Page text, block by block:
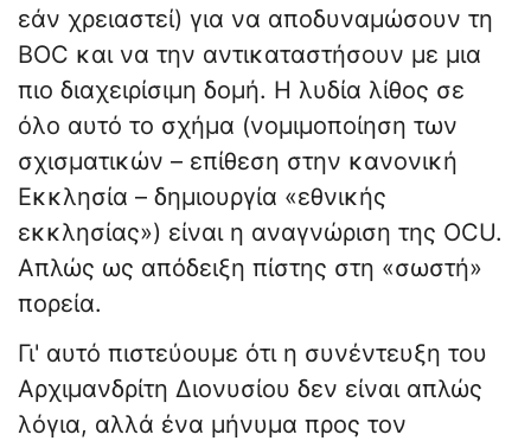
εάν χρειαστεί) για να αποδυναμώσουν τη
BΟC και να την αντικαταστήσουν με μια
πιο διαχειρίσιμη δομή. Η λυδία λίθος σε
όλο αυτό το σχήμα (νομιμοποίηση των
σχισματικών – επίθεση στην κανονική
Εκκλησία – δημιουργία «εθνικής
εκκλησίας») είναι η αναγνώριση της OCU.
Απλώς ως απόδειξη πίστης στη «σωστή»
πορεία.
Γι' αυτό πιστεύουμε ότι η συνέντευξη του
Αρχιμανδρίτη Διονυσίου δεν είναι απλώς
λόγια, αλλά ένα μήνυμα προς τον